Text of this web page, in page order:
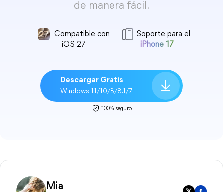
de manera fácil.
Compatible con
iOS 27
Soporte para el
iPhone 17
Descargar Gratis
Windows 11/10/8/8.1/7
100% seguro
Mia